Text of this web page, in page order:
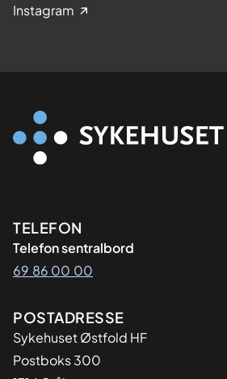
Instagram
Kontaktinformasjon
TELEFON
Telefon sentralbord
69 86 00 00
Adresse
POSTADRESSE
Sykehuset Østfold HF
Postboks 300